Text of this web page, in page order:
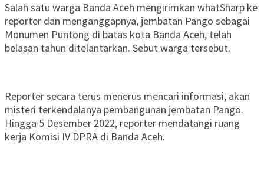
Salah satu warga Banda Aceh mengirimkan whatSharp ke
reporter dan menganggapnya, jembatan Pango sebagai
Monumen Puntong di batas kota Banda Aceh, telah
belasan tahun ditelantarkan. Sebut warga tersebut.
Reporter secara terus menerus mencari informasi, akan
misteri terkendalanya pembangunan jembatan Pango.
Hingga 5 Desember 2022, reporter mendatangi ruang
kerja Komisi IV DPRA di Banda Aceh.